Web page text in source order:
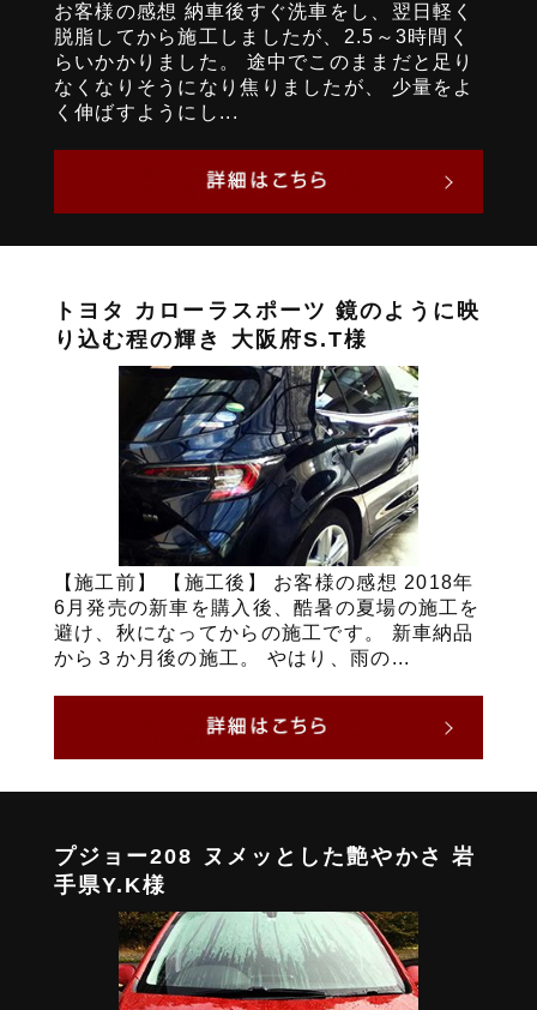
お客様の感想 納車後すぐ洗車をし、翌日軽く
脱脂してから施工しましたが、2.5～3時間く
らいかかりました。 途中でこのままだと足り
なくなりそうになり焦りましたが、 少量をよ
く伸ばすようにし...
トヨタ カローラスポーツ 鏡のように映
り込む程の輝き 大阪府S.T様
【施工前】 【施工後】 お客様の感想 2018年
6月発売の新車を購入後、酷暑の夏場の施工を
避け、秋になってからの施工です。 新車納品
から３か月後の施工。 やはり、雨の...
プジョー208 ヌメッとした艶やかさ 岩
手県Y.K様